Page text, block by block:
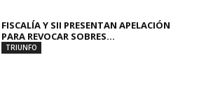
FISCALÍA Y SII PRESENTAN APELACIÓN
PARA REVOCAR SOBRES...
TRIUNFO